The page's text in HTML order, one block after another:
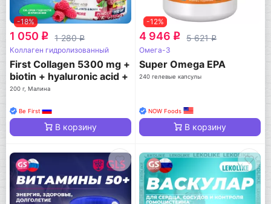
-18%
1 050 q 1 280q
Коллаген гидролизованный
First Collagen 5300 mg +
biotin + hyaluronic acid +
vitamin C
200 г, Малина
Be First
В корзину
-12%
4 946 q 5 621q
Омега-3
Super Omega EPA
240 гелевые капсулы
NOW Foods
В корзину